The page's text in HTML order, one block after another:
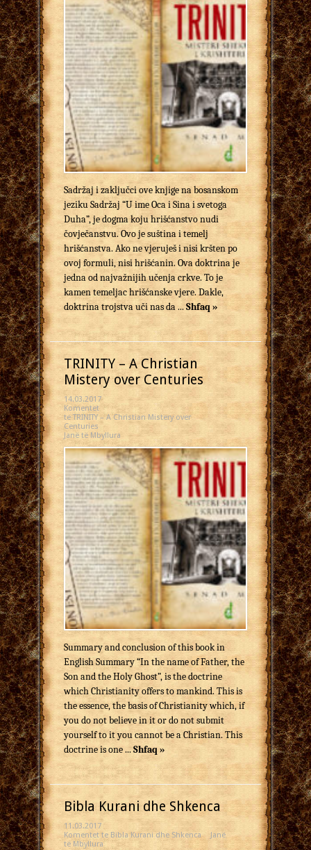
Sadržaj i zaključci ove knjige na bosanskom
jeziku Sadržaj “U ime Oca i Sina i svetoga
Duha”, je dogma koju hrišćanstvo nudi
čovječanstvu. Ovo je suština i temelj
hrišćanstva. Ako ne vjeruješ i nisi kršten po
ovoj formuli, nisi hrišćanin. Ova doktrina je
jedna od najvažnijih učenja crkve. To je
kamen temeljac hrišćanske vjere. Dakle,
doktrina trojstva uči nas da ...Shfaq »
TRINITY – A Christian
Mistery over Centuries
14.03.2017
Komentet
te TRINITY – A Christian Mistery over
Centuries
Janë të Mbyllura
Summary and conclusion of this book in
English Summary “In the name of Father, the
Son and the Holy Ghost”, is the doctrine
which Christianity offers to mankind. This is
the essence, the basis of Christianity which, if
you do not believe in it or do not submit
yourself to it you cannot be a Christian. This
doctrine is one ...Shfaq »
Bibla Kurani dhe Shkenca
11.03.2017
Komentet te Bibla Kurani dhe Shkenca
Janë
të Mbyllura